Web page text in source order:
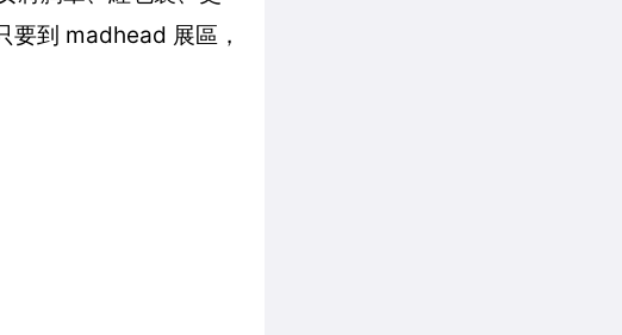
要到 madhead 展區，